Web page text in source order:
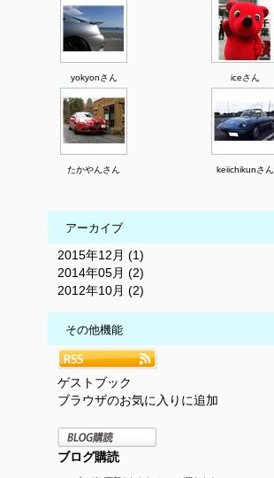
yokyonさん iceさん
たかやんさん keiichikunさん
アーカイブ
2015年12月 (1)
2014年05月 (2)
2012年10月 (2)
その他機能
ゲストブック
ブラウザのお気に入りに追加
ブログ購読